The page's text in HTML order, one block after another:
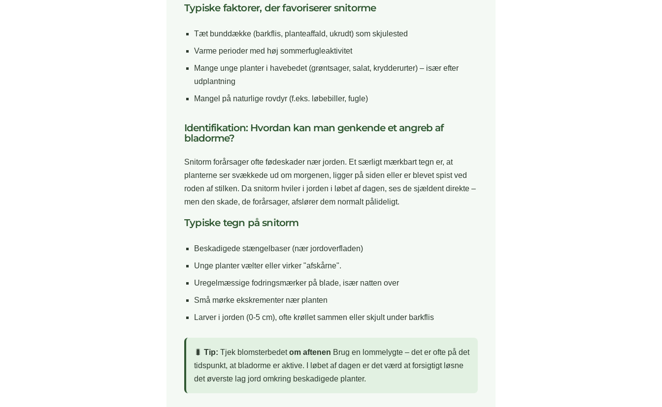
Typiske faktorer, der favoriserer snitorme
Tæt bunddække (barkflis, planteaffald, ukrudt) som skjulested
Varme perioder med høj sommerfugleaktivitet
Mange unge planter i havebedet (grøntsager, salat, krydderurter) – især efter
udplantning
Mangel på naturlige rovdyr (f.eks. løbebiller, fugle)
Identifikation: Hvordan kan man genkende et angreb af
bladorme?
Snitorm forårsager ofte fødeskader nær jorden. Et særligt mærkbart tegn er, at
planterne ser svækkede ud om morgenen, ligger på siden eller er blevet spist ved
roden af stilken. Da snitorm hviler i jorden i løbet af dagen, ses de sjældent direkte –
men den skade, de forårsager, afslører dem normalt pålideligt.
Typiske tegn på snitorm
Beskadigede stængelbaser (nær jordoverfladen)
Unge planter vælter eller virker "afskårne".
Uregelmæssige fodringsmærker på blade, især natten over
Små mørke ekskrementer nær planten
Larver i jorden (0-5 cm), ofte krøllet sammen eller skjult under barkflis
🐛 Tip: Tjek blomsterbedetom aftenen Brug en lommelygte – det er ofte på det
tidspunkt, at bladorme er aktive. I løbet af dagen er det værd at forsigtigt løsne
det øverste lag jord omkring beskadigede planter.